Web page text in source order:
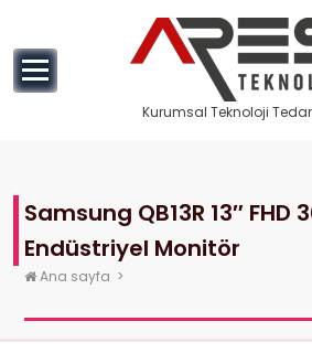
Kurumsal Teknoloji
Samsung QB13R 13″ FHD
Endüstriyel Monitör
Ana sayfa >